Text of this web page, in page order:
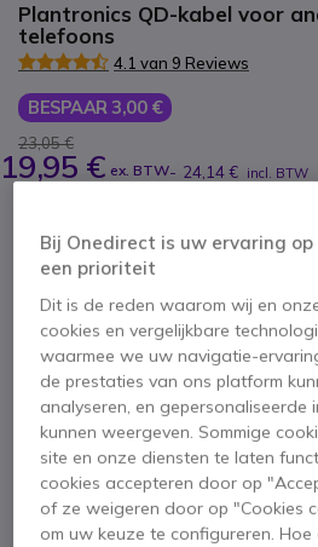
Plantronics QD-kabel voor
telefoons
4.1 van 9 Reviews
BESPAAR 3,00 €
23,05 €
19,95 € ex. BTW- 24,14 € incl. BTW
IN
OFFERTE
10 producten op voorraad
Bij Onedirect is uw ervaring
een prioriteit
Dit is de reden waarom wij en
cookies en vergelijkbare
waarmee we uw navigatie-
de prestaties van ons platform
analyseren, en gepersonaliseerde
kunnen weergeven. Sommige
site en onze diensten te laten
cookies accepteren door op
of ze weigeren door op "Cookies
om uw keuze te configureren.